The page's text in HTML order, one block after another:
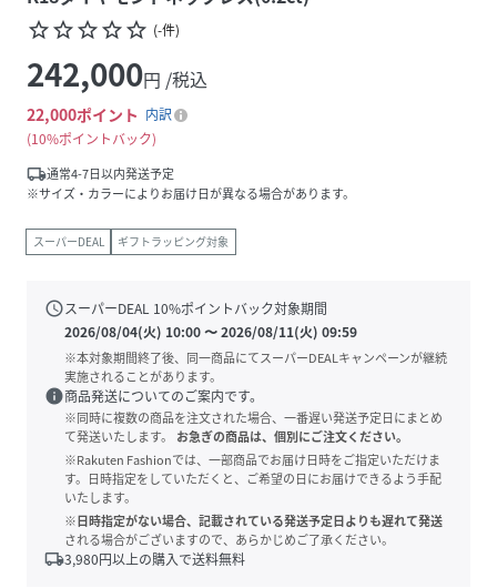
star_borderstar_borderstar_borderstar_borderstar_border (-件)
242,000円 /税込
22,000ポイント 内訳
10%ポイントバック
local_shipping通常4-7日以内発送予定
※サイズ・カラーによりお届け日が異なる場合があります。
スーパーDEAL ギフトラッピング対象
scheduleスーパーDEAL 10%ポイントバック対象期間
2026/08/04(火) 10:00〜2026/08/11(火) 09:59
※本対象期間終了後、同一商品にてスーパーDEALキャンペーンが継続
実施されることがあります。
info商品発送についてのご案内です。
※同時に複数の商品を注文された場合、一番遅い発送予定日にまとめ
て発送いたします。
お急ぎの商品は、個別にご注文ください。
※Rakuten Fashionでは、一部商品でお届け日時をご指定いただけま
す。日時指定をしていただくと、ご希望の日にお届けできるよう手配
いたします。
※日時指定がない場合、記載されている発送予定日よりも遅れて発送
される場合がございますので、あらかじめご了承ください。
local_shipping3,980円以上の購入で送料無料